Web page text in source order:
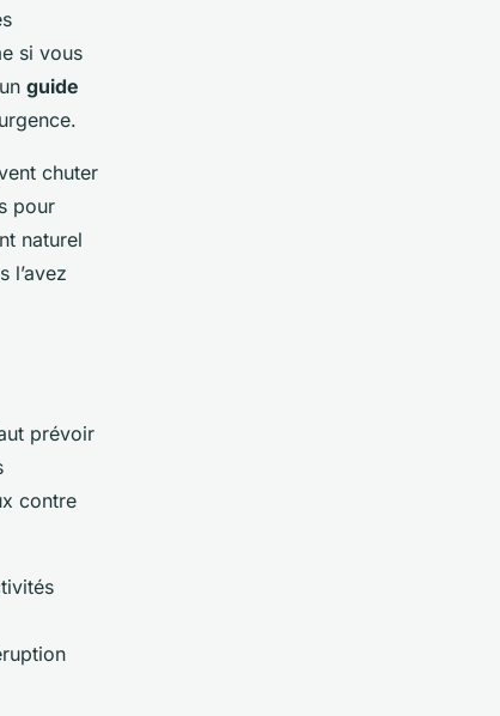
si vous
guide
chuter
pour
naturel
l’avez
prévoir
contre